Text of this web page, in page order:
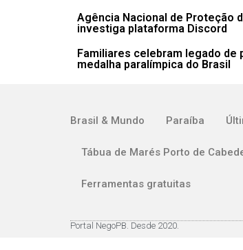
Agência Nacional de Proteção
investiga plataforma Discord
Familiares celebram legado de
medalha paralímpica do Brasil
Brasil & Mundo Paraíba
Tábua de Marés Porto de
Ferramentas gratuitas
Portal NegoPB. Desde 2020.